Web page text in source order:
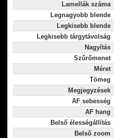
Lamellák száma
Legnagyobb blende
Legkisebb blende
Legkisebb tárgytávolság
Nagyítás
Szűrőmenet
Méret
Tömeg
Megjegyzések
AF sebesség
AF hang
Belső élességállítás
Belső zoom